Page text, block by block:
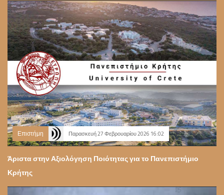
Επιστήμη Παρασκευή 27 Φεβρουαρίου 2026 16:02
Άριστα στην Αξιολόγηση Ποιότητας για το Πανεπιστήμιο
Κρήτης